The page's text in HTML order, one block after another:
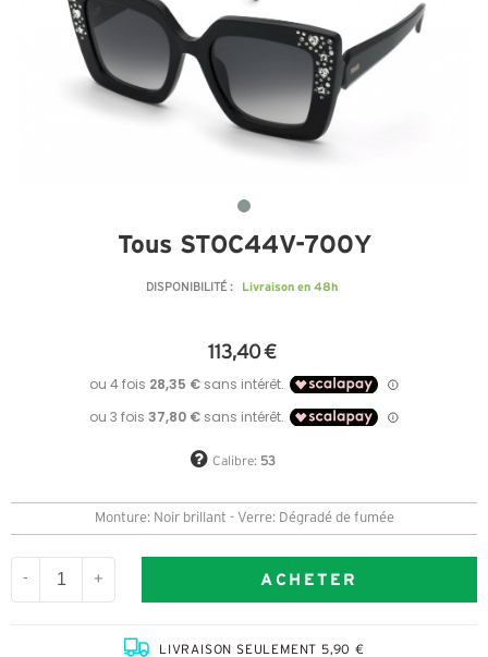
Tous STOC44V-700Y
DISPONIBILITÉ : Livraison en 48h
113,40 €
Calibre: 53
Monture: Noir brillant - Verre: Dégradé de fumée
- + ACHETER
LIVRAISON SEULEMENT 5,90 €